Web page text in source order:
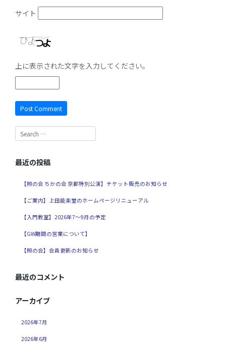
サイト
上に表示された文字を入力してください。
最近の投稿
【照の会 ちかの会 京都特別公演】チケット販売のお知らせ
【ご案内】上田能楽堂のホームページリニューアル
【入門教室】2026年7～9月の予定
【GW期間の営業について】
【照の会】会員更新のお知らせ
最近のコメント
アーカイブ
2026年7月
2026年6月